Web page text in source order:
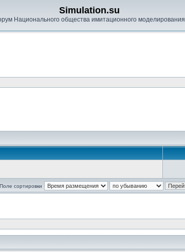
Simulation.su
Национального общества имитационного моделирования
Поле сортировки